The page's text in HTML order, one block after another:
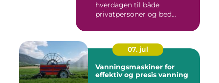
hverdagen til både
privatpersoner og bed...
07. jul
Vanningsmaskiner for
effektiv og presis vanning